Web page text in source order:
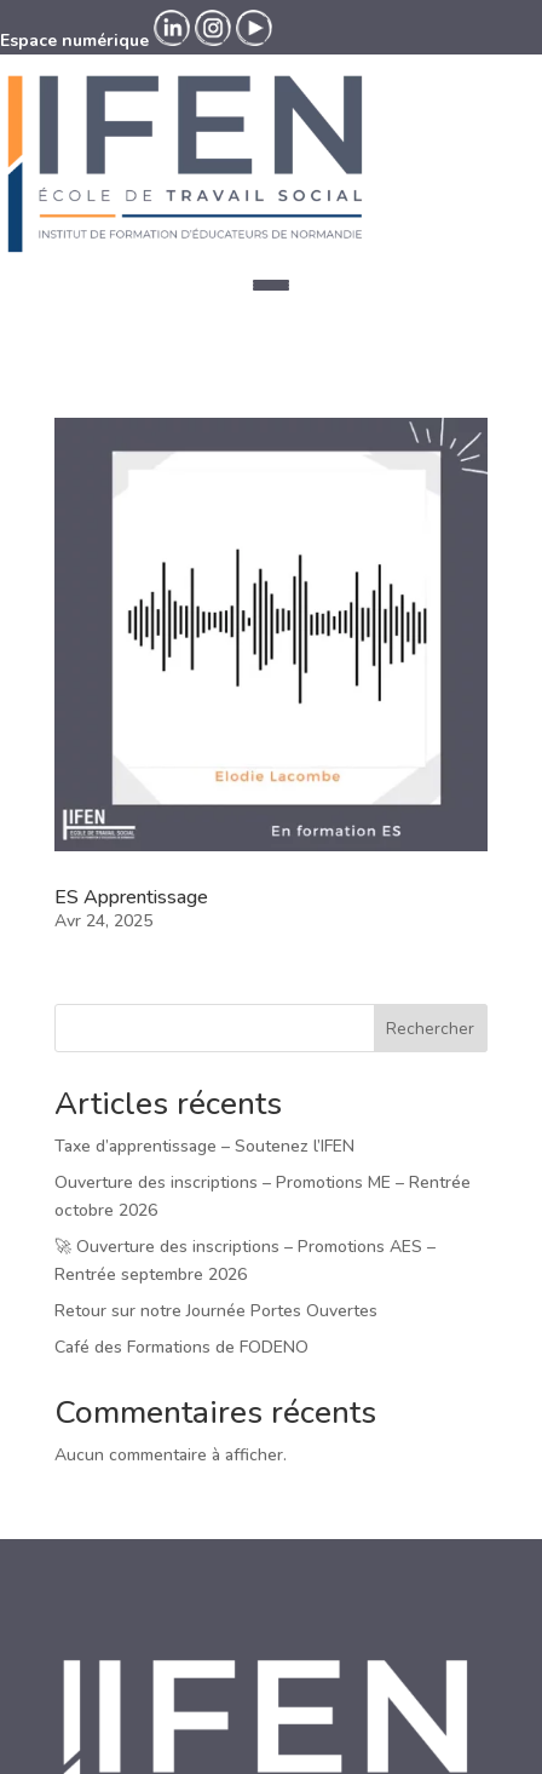
Espace numérique
ES Apprentissage
Avr 24, 2025
Rechercher
Articles récents
Taxe d’apprentissage – Soutenez l’IFEN
Ouverture des inscriptions – Promotions ME – Rentrée
octobre 2026
🚀 Ouverture des inscriptions – Promotions AES –
Rentrée septembre 2026
Retour sur notre Journée Portes Ouvertes
Café des Formations de FODENO
Commentaires récents
Aucun commentaire à afficher.